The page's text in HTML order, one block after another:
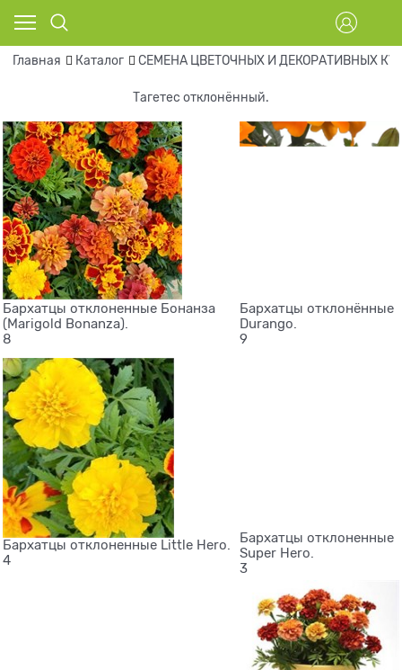
Главная Каталог СЕМЕНА ЦВЕТОЧНЫХ И ДЕКОРАТИВНЫХ
Тагетес отклонённый.
Бархатцы отклоненные Бонанза
(Marigold Bonanza).
8
Бархатцы отклонённые
Durango.
9
Бархатцы отклоненные Little Hero.
4
Бархатцы отклоненные
Super Hero.
3